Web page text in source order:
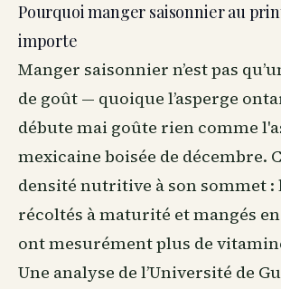
Pourquoi manger saisonnier au
importe
Manger saisonnier n’est pas
de goût — quoique l’asperge
débute mai goûte rien comme
mexicaine boisée de décembre.
densité nutritive à son sommet :
récoltés à maturité et mangés
ont mesurément plus de
Une analyse de l’Université de